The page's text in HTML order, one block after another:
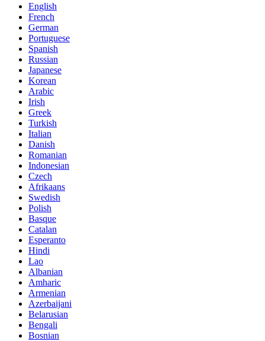
English
French
German
Portuguese
Spanish
Russian
Japanese
Korean
Arabic
Irish
Greek
Turkish
Italian
Danish
Romanian
Indonesian
Czech
Afrikaans
Swedish
Polish
Basque
Catalan
Esperanto
Hindi
Lao
Albanian
Amharic
Armenian
Azerbaijani
Belarusian
Bengali
Bosnian